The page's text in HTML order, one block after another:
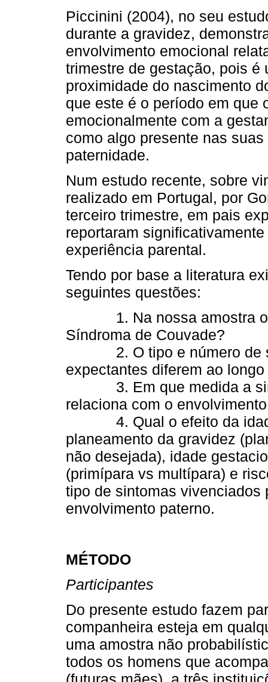
Piccinini (2004), no seu
durante a gravidez,
envolvimento emocional
trimestre de gestação, pois é
proximidade do nascimento
que este é o período em que
emocionalmente com a
como algo presente nas
paternidade.
Num estudo recente, sobre
realizado em Portugal, por
terceiro trimestre, em pais
reportaram
experiência parental.
Tendo por base a literatura
seguintes ques­tões:
1. Na nossa amostra os
Síndroma de Couvade?
2. O tipo e número de
expectantes diferem ao
3. Em que medida a
relaciona com o
4. Qual o efeito da
planeamento da gravidez
não desejada), idade
(primípara vs multípara) e
tipo de sintomas vivenciados
envolvimento paterno.
MÉTODO
Participantes
Do presente estudo fazem
companheira esteja em
uma amostra não
todos os homens que